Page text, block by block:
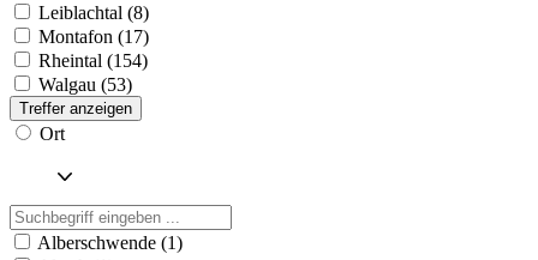
Leiblachtal (8)
Montafon (17)
Rheintal (154)
Walgau (53)
Treffer anzeigen
Ort
Alberschwende (1)